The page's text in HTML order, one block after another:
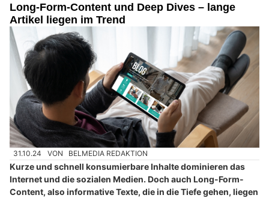
Long-Form-Content und Deep Dives – lange
Artikel liegen im Trend
31.10.24 VON BELMEDIA REDAKTION
Kurze und schnell konsumierbare Inhalte dominieren das
Internet und die sozialen Medien. Doch auch Long-Form-
Content, also informative Texte, die in die Tiefe gehen, liegen